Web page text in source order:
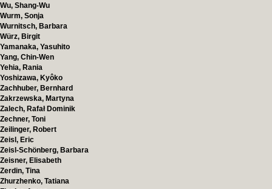
Wu, Shang-Wu
Wurm, Sonja
Wurnitsch, Barbara
Würz, Birgit
Yamanaka, Yasuhito
Yang, Chin-Wen
Yehia, Rania
Yoshizawa, Kyôko
Zachhuber, Bernhard
Zakrzewska, Martyna
Zalech, Rafał Dominik
Zechner, Toni
Zeilinger, Robert
Zeisl, Eric
Zeisl-Schönberg, Barbara
Zeisner, Elisabeth
Zerdin, Tina
Zhurzhenko, Tatiana